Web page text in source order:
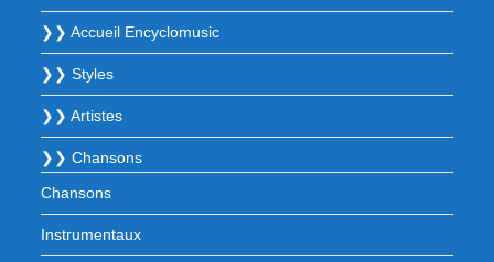
❯❯ Accueil Encyclomusic
❯❯ Styles
❯❯ Artistes
❯❯ Chansons
Chansons
Instrumentaux